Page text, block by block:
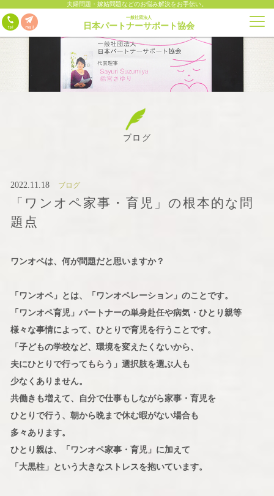
夫婦問題・嫁姑問題などのお悩み解決をお手伝い。
一般社団法人
日本パートナーサポート協会
ブログ
2022.11.18 ブログ
「ワンオペ家事・育児」の根本的な問
題点
ワンオペは、何が問題だと思いますか？
「ワンオペ」とは、「ワンオペレーション」のことです。
「ワンオペ育児」パートナーの単身赴任や病気・ひとり親等
様々な事情によって、ひとりで育児を行うことです。
「子どもの学校など、環境を変えたくないから、
夫にひとりで行ってもらう」選択肢を選ぶ人も
少なくありません。
共働きも増えて、自分で仕事もしながら家事・育児を
ひとりで行う、朝から晩まで休む暇がない場合も
多々あります。
ひとり親は、「ワンオペ家事・育児」に加えて
「大黒柱」という大きなストレスを抱いています。